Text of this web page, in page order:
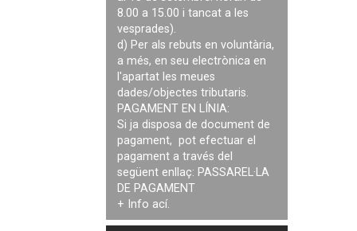
8.00 a 15.00 i tancat a les
vesprades).
d) Per als rebuts en voluntària,
a més, en seu electrònica en
l'apartat les meues
dades/objectes tributaris.
PAGAMENT EN LÍNIA:
Si ja disposa de document de
pagament, pot efectuar el
pagament a través del
següent enllaç: PASSAREL·LA
DE PAGAMENT
+ Info ací.